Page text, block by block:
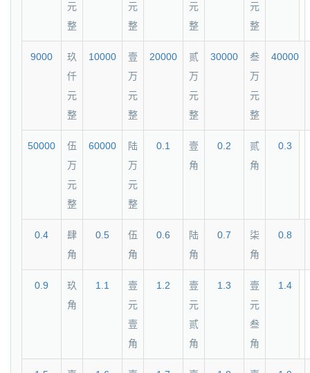
元
整
元
整
元
整
元
整
9000
玖
仟
元
整
10000
壹
万
元
整
20000
贰
万
元
整
30000
叁
万
元
整
40000
50000
伍
万
元
整
60000
陆
万
元
整
0.1
壹
角
0.2
贰
角
0.3
0.4
肆
角
0.5
伍
角
0.6
陆
角
0.7
柒
角
0.8
0.9
玖
角
1.1
壹
元
壹
角
1.2
壹
元
贰
角
1.3
壹
元
叁
角
1.4